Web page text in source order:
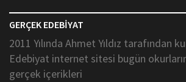
GERÇEK EDEBİYAT
2011 Yılında Ahmet Yıldız tarafından
Edebiyat internet sitesi bugün
gerçek içerikleri